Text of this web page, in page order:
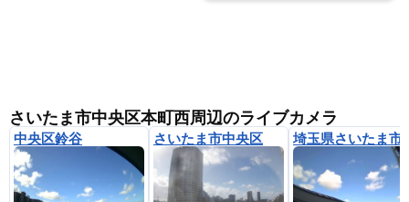
さいたま市中央区本町西周辺のライブカメラ
中央区鈴谷 さいたま市中央区